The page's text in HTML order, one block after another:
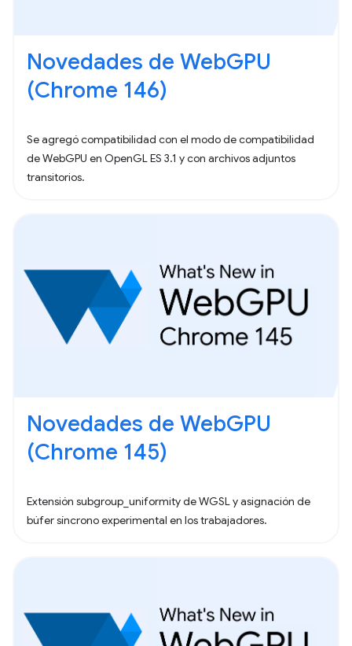
Novedades de WebGPU
(Chrome 146)
Se agregó compatibilidad con el modo de compatibilidad
de WebGPU en OpenGL ES 3.1 y con archivos adjuntos
transitorios.
Novedades de WebGPU
(Chrome 145)
Extensión subgroup_uniformity de WGSL y asignación de
búfer síncrono experimental en los trabajadores.